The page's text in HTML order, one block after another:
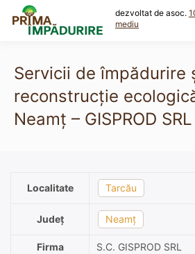
content
dezvoltat de asoc.
mediu
Servicii de împădurire
reconstrucție
Neamț – GISPROD SRL
Localitate Tarcău
Județ Neamț
Firma
S.C. GISPROD SRL